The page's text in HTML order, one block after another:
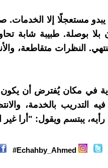
مستعجلًا إلا الخدمات.
بلا بوصلة. طبيبة شابة
النظرات متقاطعة،
في مكان يُفترض أن يكون
بالخدمة،
يبتسم ويقول: "أرا
Echahby_Ahmed#